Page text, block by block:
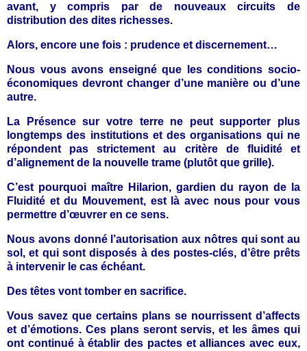
avant, y compris par de nouveaux circuits de
distribution des dites richesses.
Alors, encore une fois : prudence et discernement…
Nous vous avons enseigné que les conditions socio-
économiques devront changer d’une manière ou d’une
autre.
La Présence sur votre terre ne peut supporter plus
longtemps des institutions et des organisations qui ne
répondent pas strictement au critère de fluidité et
d’alignement de la nouvelle trame (plutôt que grille).
C’est pourquoi maître Hilarion, gardien du rayon de la
Fluidité et du Mouvement, est là avec nous pour vous
permettre d’œuvrer en ce sens.
Nous avons donné l’autorisation aux nôtres qui sont au
sol, et qui sont disposés à des postes-clés, d’être prêts
à intervenir le cas échéant.
Des têtes vont tomber en sacrifice.
Vous savez que certains plans se nourrissent d’affects
et d’émotions. Ces plans seront servis, et les âmes qui
ont continué à établir des pactes et alliances avec eux,